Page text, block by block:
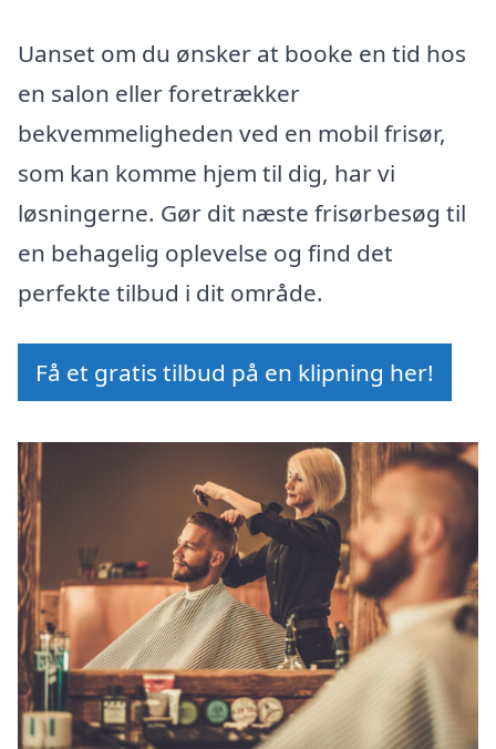
Uanset om du ønsker at booke en tid hos
en salon eller foretrækker
bekvemmeligheden ved en mobil frisør,
som kan komme hjem til dig, har vi
løsningerne. Gør dit næste frisørbesøg til
en behagelig oplevelse og find det
perfekte tilbud i dit område.
Få et gratis tilbud på en klipning her!